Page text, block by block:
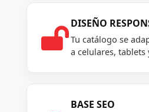

DISEÑO
Tu catálogo se
a celulares,
BASE SEO